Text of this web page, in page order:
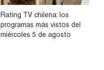
Rating TV chilena: los
programas más vistos del
miércoles 5 de agosto